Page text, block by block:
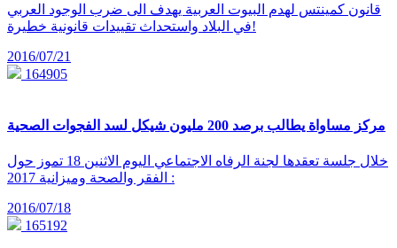
قانون كمينتس لهدم البيوت العربية يهدف الى ضرب الوجود العربي
في البلاد واستحداث تقييدات قانونية خطيرة!
2016/07/21
164905
مركز مساواة يطالب برصد 200 مليون شيكل لسد الفجوات الصحية
خلال جلسة تعقدها لجنة الرفاه الاجتماعي اليوم الاثنين 18 تموز حول
الفقر والصحة وميزانية 2017 :
2016/07/18
165192